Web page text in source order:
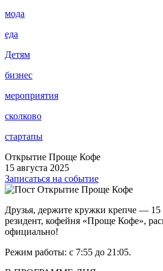
мода
еда
Детям
бизнес
мероприятия
сколково
стартапы
Открытие Проще Кофе
15 августа 2025
Записаться на событие
Друзья, держите кружки крепче —
резидент, кофейня «Проще Кофе»,
официально!
Режим работы: с 7:55 до 21:05.